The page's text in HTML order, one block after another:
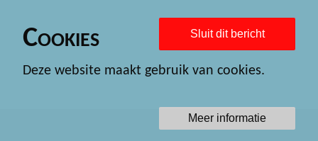
Sluit dit bericht
Cookies
Deze website maakt gebruik van cookies.
Meer informatie